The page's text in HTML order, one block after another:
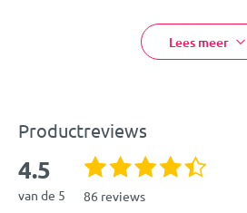
TB-1163
Lees meer
Productreviews
4.5
van de 5 86 reviews